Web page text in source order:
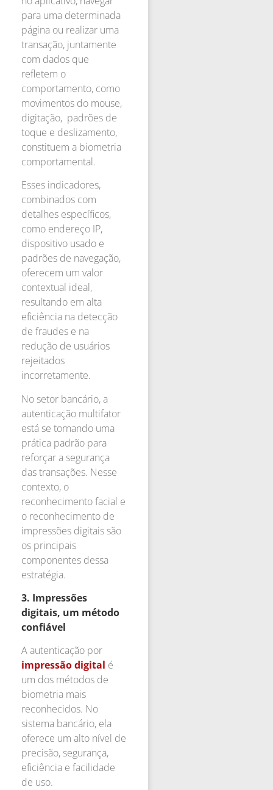
para uma determinada
página ou realizar uma
transação, juntamente
com dados que
refletem o
comportamento, como
movimentos do mouse,
digitação, padrões de
toque e deslizamento,
constituem a biometria
comportamental.
Esses indicadores,
combinados com
detalhes específicos,
como endereço IP,
dispositivo usado e
padrões de navegação,
oferecem um valor
contextual ideal,
resultando em alta
eficiência na detecção
de fraudes e na
redução de usuários
rejeitados
incorretamente.
No setor bancário, a
autenticação multifator
está se tornando uma
prática padrão para
reforçar a segurança
das transações. Nesse
contexto, o
reconhecimento facial e
o reconhecimento de
impressões digitais são
os principais
componentes dessa
estratégia.
3. Impressões
digitais, um método
confiável
A autenticação por
impressão digital é
um dos métodos de
biometria mais
reconhecidos. No
sistema bancário, ela
oferece um alto nível de
precisão, segurança,
eficiência e facilidade
de uso.